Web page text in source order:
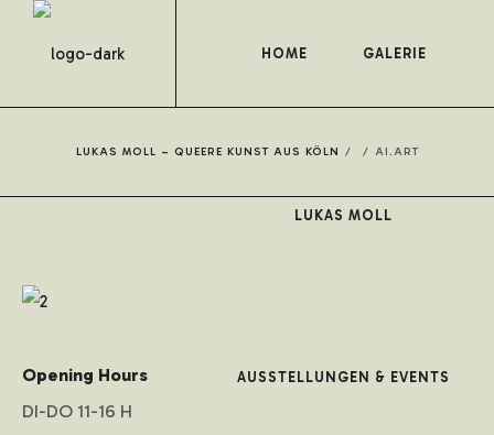
HOME GALERIE
LUKAS MOLL
AUSSTELLUNGEN & EVENTS
LUKAS MOLL – QUEERE KUNST AUS KÖLN / / AI.ART
Opening Hours
DI-DO 11-16 H